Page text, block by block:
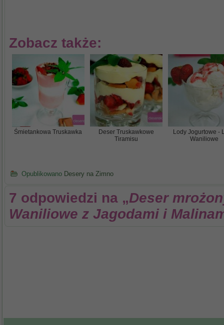
Zobacz także:
Śmietankowa Truskawka
Deser Truskawkowe
Tiramisu
Lody Jogurtowe -
Waniliowe
Opublikowano Desery na Zimno
7 odpowiedzi na „Deser
Waniliowe z Jagodami i